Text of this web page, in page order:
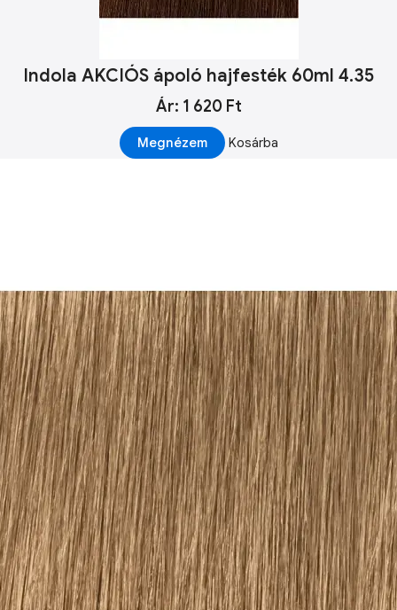
Indola AKCIÓS ápoló hajfesték 60ml 4.35
Ár: 1 620 Ft
Megnézem Kosárba